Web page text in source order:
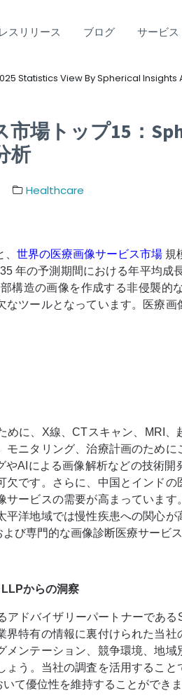
スリリース ブログ サービス
Statistics View By Spherical Insights
市場トップ15：
析
Healthcare
世界の医療画像サービス市場 規
年の予測期間における年平均成
構造の画像を作成する非侵襲的
ツールとなっています。医療
めに、X線、CTスキャン、MRI
ニタリング、治療計画のため
AIによる画像解析などの技術
です。さらに、中国とインド
ービスの需要が高まっていま
洋地域では慢性疾患への関心
び専門的な画像診断医療サービ
からの洞察
ドバイザリーパートナーであ
特有の情報に裏付けられた当
ンテーション、競争環境、地
う。当社の調査を活用するこ
て優位性を維持することができま